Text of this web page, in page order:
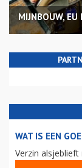
MIJNBOUW,
WAT IS EEN
Verzin alsjeblieft